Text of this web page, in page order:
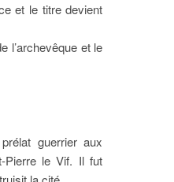
et le titre devient
l’archevêque et le
guerrier aux
Pierre le Vif. Il fut